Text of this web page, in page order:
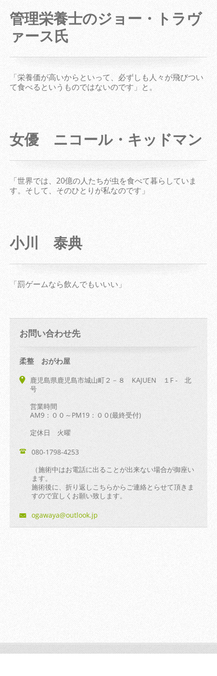
管理栄養士のジョー・トラヴ
ァース氏
「栄養価が高いからといって、必ずしも人々が飛びつい
て食べるというものではないのです」と。
女優 ニコール・キッドマン
「世界では、20億の人たちが虫を食べて暮らしていま
す。そして、そのひとりが私なのです」
小川 泰典
「罰ゲームなら飲んでもいいい」
お問い合わせ先
柔整 おがわ屋
鹿児島県鹿児島市城山町２－８ KAJUEN １F - 北
号
営業時間
AM9：００～PM19：００(最終受付)
定休日 火曜
080-1798-4253
（施術中はお電話に出ることが出来ない場合が御座い
ます。
施術後に、折り返しこちらからご連絡とらせて頂きま
すので宜しくお願い致します。
ogawaya@outlook.jp